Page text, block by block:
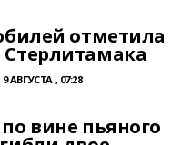
отметила
9 АВГУСТА , 07:28
вине пьяного